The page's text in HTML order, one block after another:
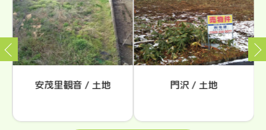
安茂里観音 / 土地 門沢 / 土地